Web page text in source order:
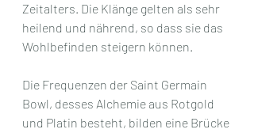
Zeitalters. Die Klänge gelten als sehr
heilend und nährend, so dass sie das
Wohlbefinden steigern können.
Die Frequenzen der Saint Germain
Bowl, desses Alchemie aus Rotgold
und Platin besteht, bilden eine Brücke